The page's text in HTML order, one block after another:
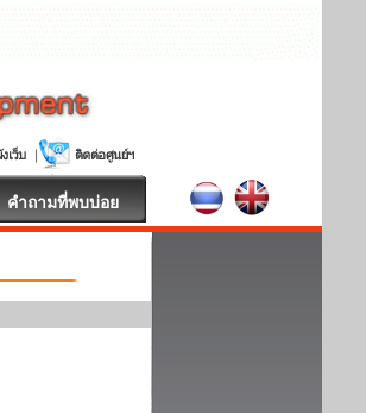
คำถามที่พบบ่อย